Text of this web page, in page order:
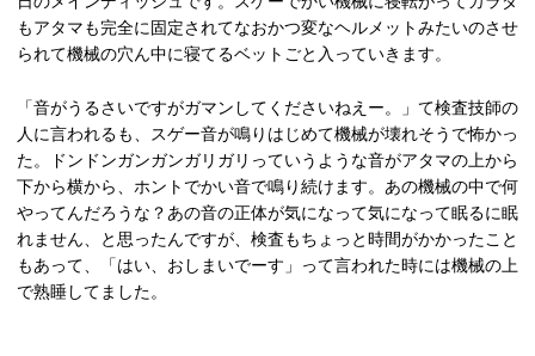
もアタマも完全に固定されてなおかつ変なヘルメットみたいのさせ
られて機械の穴ん中に寝てるベットごと入っていきます。
「音がうるさいですがガマンしてくださいねえー。」て検査技師の
人に言われるも、スゲー音が鳴りはじめて機械が壊れそうで怖かっ
た。ドンドンガンガンガリガリっていうような音がアタマの上から
下から横から、ホントでかい音で鳴り続けます。あの機械の中で何
やってんだろうな？あの音の正体が気になって気になって眠るに眠
れません、と思ったんですが、検査もちょっと時間がかかったこと
もあって、「はい、おしまいでーす」って言われた時には機械の上
で熟睡してました。